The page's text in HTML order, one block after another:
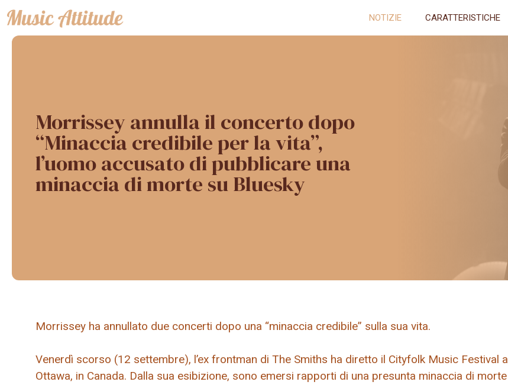
Vai
al
contenuto
NOTIZIE CARATTERISTICHE
Morrissey annulla il concerto dopo
“Minaccia credibile per la vita”,
l’uomo accusato di pubblicare una
minaccia di morte su Bluesky
Morrissey ha annullato due concerti dopo una “minaccia credibile” sulla sua vita.
Venerdì scorso (12 settembre), l’ex frontman di The Smiths ha diretto il Cityfolk Music Festival a
Ottawa, in Canada. Dalla sua esibizione, sono emersi rapporti di una presunta minaccia di morte